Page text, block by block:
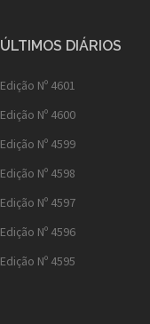
ÚLTIMOS DIÁRIOS
Edição Nº 4601
Edição Nº 4600
Edição Nº 4599
Edição Nº 4598
Edição Nº 4597
Edição Nº 4596
Edição Nº 4595